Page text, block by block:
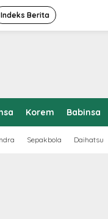
Indeks Berita
Korem Babinsa
Sepakbola Daihatsu